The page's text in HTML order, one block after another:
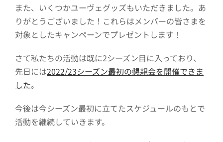
また、いくつかユーヴェグッズもいただきました。あ
りがとうございました！これらはメンバーの皆さまを
対象としたキャンペーンでプレゼントします！
さて私たちの活動は既に2シーズン目に入っており、
先日には2022/23シーズン最初の懇親会を開催できま
した。
今後は今シーズン最初に立てたスケジュールのもとで
活動を継続していきます。